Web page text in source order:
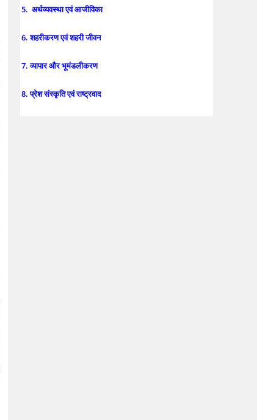
5. अर्थव्यवस्था एवं आजीविका
6. शहरीकरण एवं शहरी जीवन
7. व्यापार और भूमंडलीकरण
8. प्रेश संस्कृति एवं राष्ट्रवाद